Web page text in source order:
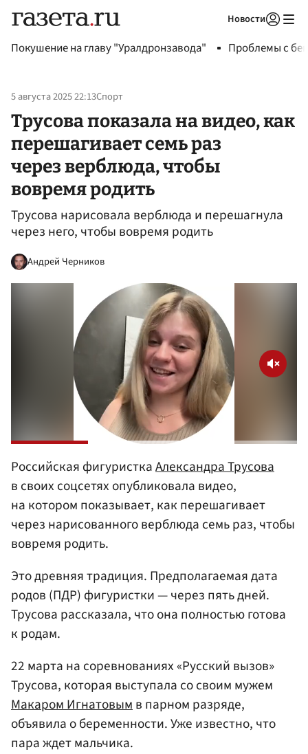
Новости
Покушение на главу "Уралдронзавода" Проблемы с
5 августа 2025 22:13Спорт
Трусова показала на видео, как
перешагивает семь раз
через верблюда, чтобы
вовремя родить
Трусова нарисовала верблюда и перешагнула
через него, чтобы вовремя родить
Андрей Черников
Российская фигуристкаАлександра Трусова
в своих соцсетях опубликовала видео,
на котором показывает, как перешагивает
через нарисованного верблюда семь раз, чтобы
вовремя родить.
Это древняя традиция. Предполагаемая дата
родов (ПДР) фигуристки — через пять дней.
Трусова рассказала, что она полностью готова
к родам.
22 марта на соревнованиях «Русский вызов»
Трусова, которая выступала со своим мужем
Макаром Игнатовымв парном разряде,
объявила о беременности. Уже известно, что
пара ждет мальчика.